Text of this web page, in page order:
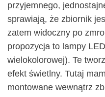
przyjemnego,
sprawiają, że zbiornik
zatem widoczny po
propozycja to lampy
wielokolorowej). Te
efekt świetlny. Tutaj
montowane wewnątrz